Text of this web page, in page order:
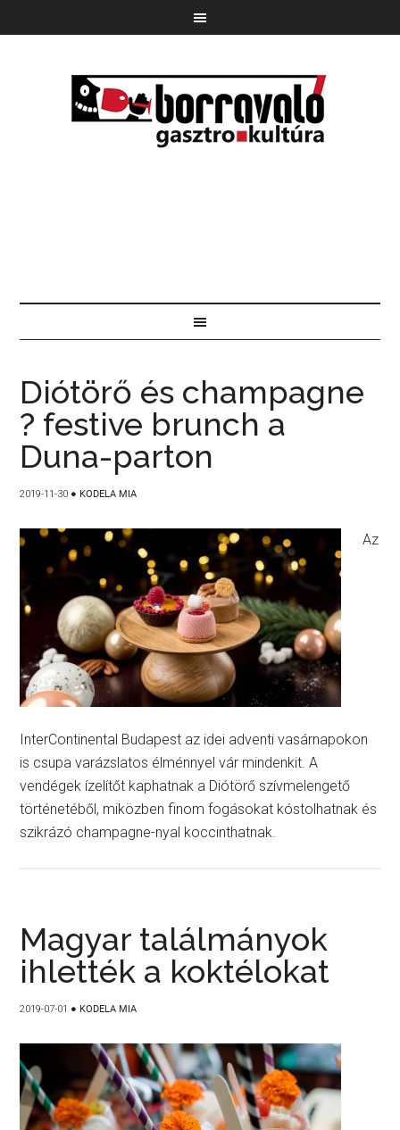
Diótörő és champagne
? festive brunch a
Duna-parton
2019-11-30 ● KODELA MIA
Az
InterContinental Budapest az idei adventi vasárnapokon
is csupa varázslatos élménnyel vár mindenkit. A
vendégek ízelítőt kaphatnak a Diótörő szívmelengető
történetéből, miközben finom fogásokat kóstolhatnak és
szikrázó champagne-nyal koccinthatnak.
Magyar találmányok
ihlették a koktélokat
2019-07-01 ● KODELA MIA